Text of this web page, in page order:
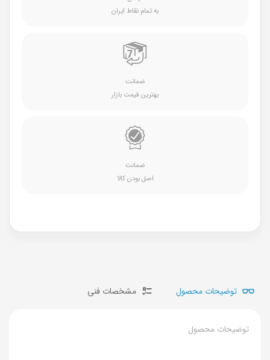
به تمام نقاط ایران
ضمانت
بهترین قیمت بازار
ضمانت
اصل بودن کالا
توضیحات محصول مشخصات فنی
توضیحات محصول